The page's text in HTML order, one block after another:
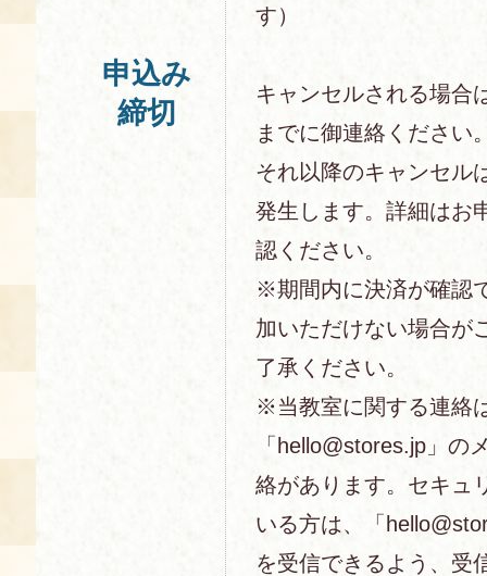
申込み
締切
す）
キャンセルされる場合
までに御連絡ください
それ以降のキャンセル
発生します。詳細はお
認ください。
※期間内に決済が確認
加いただけない場合が
了承ください。
※当教室に関する連絡
「hello@stores.jp」の
絡があります。セキュ
いる方は、「
を受信できるよう、受